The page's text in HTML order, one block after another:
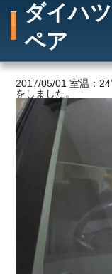
ダイハ
ペア
2017/05/01 室温：
をしました。